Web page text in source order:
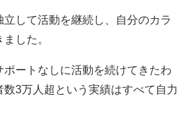
して活動を継続し、自分のカラ
した。
ートなしに活動を続けてきたわ
3万人超という実績はすべて自力